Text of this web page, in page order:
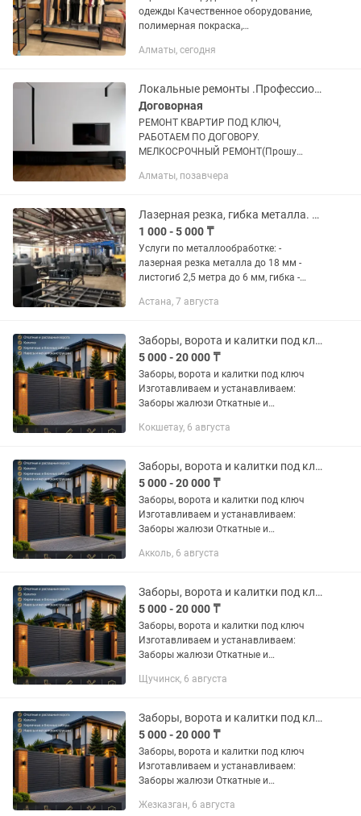
одежды Качественное оборудование,
полимерная покраска,
чертежам. Замеры, 3Д эскиз, дизайн.
рассрочка.
Алматы, сегодня
Локальные ремонты .Профессионально услуги маляра,плиточные работы.
Договорная
РЕМОНТ КВАРТИР ПОД КЛЮЧ,
РАБОТАЕМ ПО ДОГОВОРУ.
МЕЛКОСРОЧНЫЙ РЕМОНТ(Прошу
квартир — РЕМОНТ КВАРТИР , ОФИСОВ,
договору с...
Алматы, позавчера
Лазерная резка, гибка металла. Металлоцех, металлообработка. Сварка
1 000 - 5 000 ₸
Услуги по металлообработке: -
лазерная резка металла до 18 мм -
листогиб 2,5 метра до 6 мм, гибка -
обычными эмалями и порошковыми,
Астана, 7 августа
Заборы, ворота и калитки под ключ
5 000 - 20 000 ₸
Заборы, ворота и калитки под ключ
Изготавливаем и устанавливаем:
Заборы жалюзи Откатные и
Металлические и комбинированные
заборы Навесы...
Кокшетау, 6 августа
Заборы, ворота и калитки под ключ
5 000 - 20 000 ₸
Заборы, ворота и калитки под ключ
Изготавливаем и устанавливаем:
Заборы жалюзи Откатные и
Металлические и комбинированные
заборы Навесы...
Акколь, 6 августа
Заборы, ворота и калитки под ключ
5 000 - 20 000 ₸
Заборы, ворота и калитки под ключ
Изготавливаем и устанавливаем:
Заборы жалюзи Откатные и
Металлические и комбинированные
заборы Навесы...
Щучинск, 6 августа
Заборы, ворота и калитки под ключ
5 000 - 20 000 ₸
Заборы, ворота и калитки под ключ
Изготавливаем и устанавливаем:
Заборы жалюзи Откатные и
Металлические и комбинированные
Жезказган, 6 августа